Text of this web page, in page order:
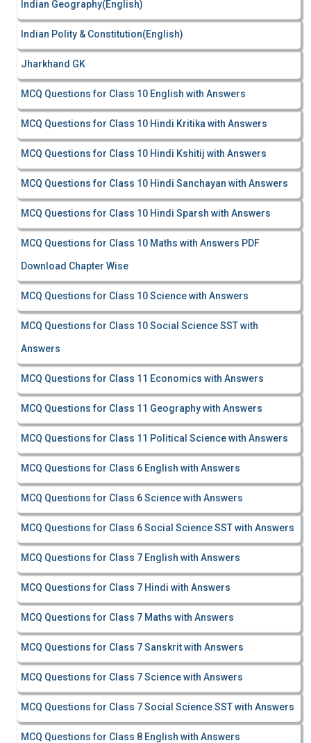
Indian Geography(English)
Indian Polity & Constitution(English)
Jharkhand GK
MCQ Questions for Class 10 English with Answers
MCQ Questions for Class 10 Hindi Kritika with Answers
MCQ Questions for Class 10 Hindi Kshitij with Answers
MCQ Questions for Class 10 Hindi Sanchayan with Answers
MCQ Questions for Class 10 Hindi Sparsh with Answers
MCQ Questions for Class 10 Maths with Answers PDF
Download Chapter Wise
MCQ Questions for Class 10 Science with Answers
MCQ Questions for Class 10 Social Science SST with
Answers
MCQ Questions for Class 11 Economics with Answers
MCQ Questions for Class 11 Geography with Answers
MCQ Questions for Class 11 Political Science with Answers
MCQ Questions for Class 6 English with Answers
MCQ Questions for Class 6 Science with Answers
MCQ Questions for Class 6 Social Science SST with Answers
MCQ Questions for Class 7 English with Answers
MCQ Questions for Class 7 Hindi with Answers
MCQ Questions for Class 7 Maths with Answers
MCQ Questions for Class 7 Sanskrit with Answers
MCQ Questions for Class 7 Science with Answers
MCQ Questions for Class 7 Social Science SST with Answers
MCQ Questions for Class 8 English with Answers